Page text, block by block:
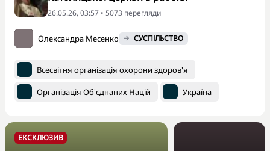
26.05.26, 03:57 • 5073 перегляди
Олександра Месенко СУСПІЛЬСТВО
Всесвітня організація охорони здоров'я
Організація Об'єднаних Націй Україна
ЕКСКЛЮЗИВ